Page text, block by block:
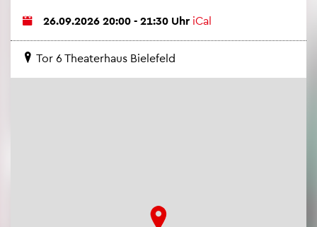
26.09.2026 20:00 - 21:30 Uhr iCal
Tor 6 Thea­ter­haus Bie­le­feld